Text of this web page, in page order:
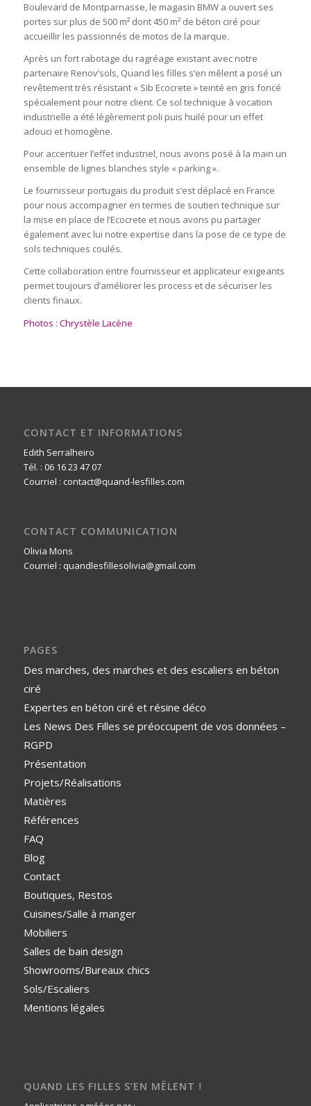
Boulevard de Montparnasse, le magasin BMW a ouvert ses
portes sur plus de 500 m² dont 450 m² de béton ciré pour
accueillir les passionnés de motos de la marque.
Après un fort rabotage du ragréage existant avec notre
partenaire Renov’sols, Quand les filles s’en mêlent a posé un
revêtement très résistant « Sib Ecocrete » teinté en gris foncé
spécialement pour notre client. Ce sol technique à vocation
industrielle a été légèrement poli puis huilé pour un effet
adouci et homogène.
Pour accentuer l’effet industriel, nous avons posé à la main un
ensemble de lignes blanches style « parking ».
Le fournisseur portugais du produit s’est déplacé en France
pour nous accompagner en termes de soutien technique sur
la mise en place de l’Ecocrete et nous avons pu partager
également avec lui notre expertise dans la pose de ce type de
sols techniques coulés.
Cette collaboration entre fournisseur et applicateur exigeants
permet toujours d’améliorer les process et de sécuriser les
clients finaux.
Photos : Chrystèle Lacène
CONTACT ET INFORMATIONS
Edith Serralheiro
Tél. : 06 16 23 47 07
Courriel : contact@quand-lesfilles.com
CONTACT COMMUNICATION
Olivia Mons
Courriel : quandlesfillesolivia@gmail.com
PAGES
Des marches, des marches et des escaliers en béton
ciré
Expertes en béton ciré et résine déco
Les News Des Filles se préoccupent de vos données –
RGPD
Présentation
Projets/Réalisations
Matières
Références
FAQ
Blog
Contact
Boutiques, Restos
Cuisines/Salle à manger
Mobiliers
Salles de bain design
Showrooms/Bureaux chics
Sols/Escaliers
Mentions légales
QUAND LES FILLES S’EN MÊLENT !